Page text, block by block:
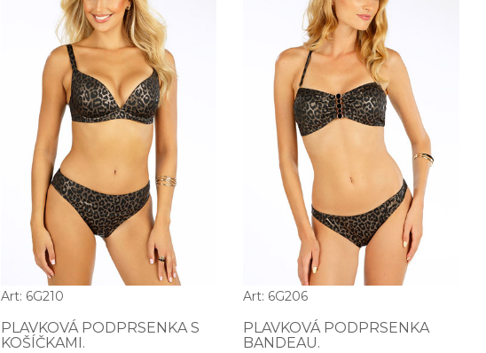
Art: 6G210
PLAVKOVÁ PODPRSENKA S
KOŠÍČKAMI.
Art: 6G206
PLAVKOVÁ PODPRSENKA
BANDEAU.